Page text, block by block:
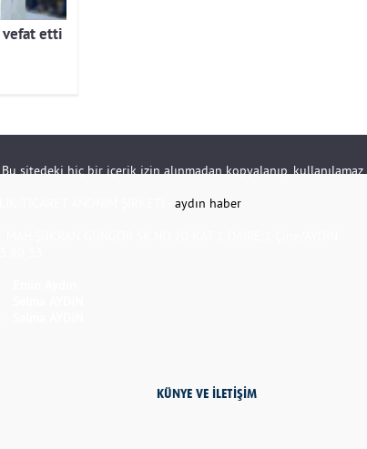
vefat etti
Bu sitedeki hiç bir içerik izin alınmadan kopyalanıp, kullanılamaz.
aydın haber
KÜNYE VE İLETİŞİM